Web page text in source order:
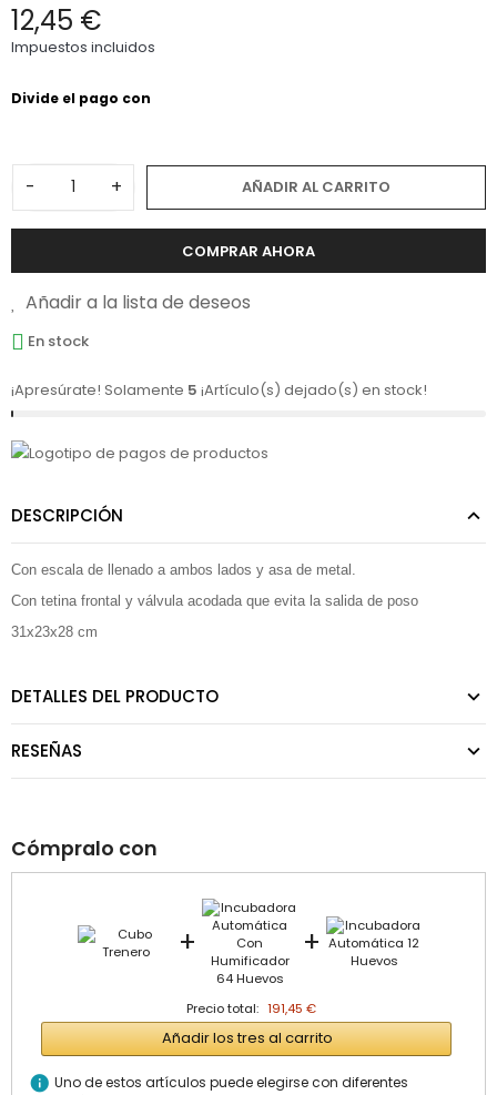
12,45 €
Impuestos incluidos
- + AÑADIR AL CARRITO
COMPRAR AHORA
Añadir a la lista de deseos
En stock
¡Apresúrate! Solamente 5 ¡Artículo(s) dejado(s) en stock!
DESCRIPCIÓN
Con escala de llenado a ambos lados y asa de metal.
Con tetina frontal y válvula acodada que evita la salida de poso
31x23x28 cm
DETALLES DEL PRODUCTO
RESEÑAS
Cómpralo con
+ +
Precio total: 191,45 €
Añadir los tres al carrito
info Uno de estos artículos puede elegirse con diferentes